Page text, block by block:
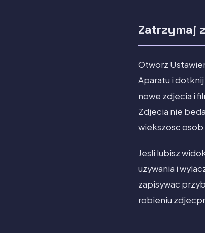
Zatrzymaj
Otworz
Aparatu i
nowe zdjecia i
Zdjecia nie
wiekszosc osob
Jesli lubisz
uzywania i
zapisywac
robieniu